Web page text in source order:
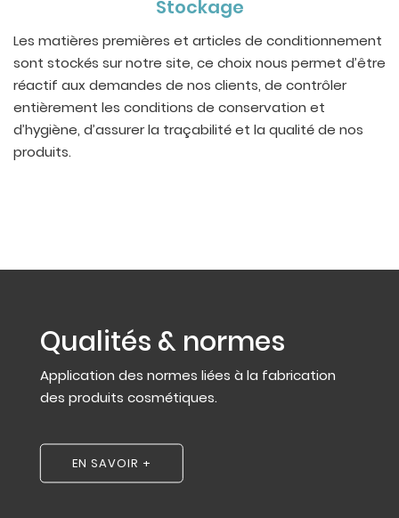
Stockage
Les matières premières et articles de conditionnement
sont stockés sur notre site, ce choix nous permet d’être
réactif aux demandes de nos clients, de contrôler
entièrement les conditions de conservation et
d’hygiène, d’assurer la traçabilité et la qualité de nos
produits.
Qualités & normes
Application des normes liées à la fabrication
des produits cosmétiques.
EN SAVOIR +